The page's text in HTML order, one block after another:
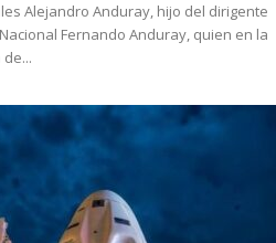
Alejandro Anduray, hijo del dirigente
Fernando Anduray, quien en la